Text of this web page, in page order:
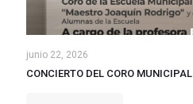
junio 22, 2026
CONCIERTO DEL CORO MUNICIPAL